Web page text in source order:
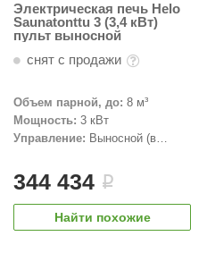
Электрическая печь Helo
Saunatonttu 3 (3,4 кВт)
пульт выносной
снят с продажи
Объем парной, до: 8 м³
Мощность: 3 кВт
Управление: Выносной (в
344 434 i
Найти похожие